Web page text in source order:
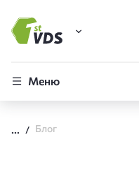
FirstVDS (вы
Меню
Блог